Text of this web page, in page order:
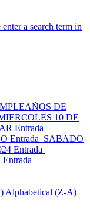
enter a search term in
DE
10 DE
Entrada
Entrada SABADO
Entrada
Entrada
Alphabetical (Z-A)